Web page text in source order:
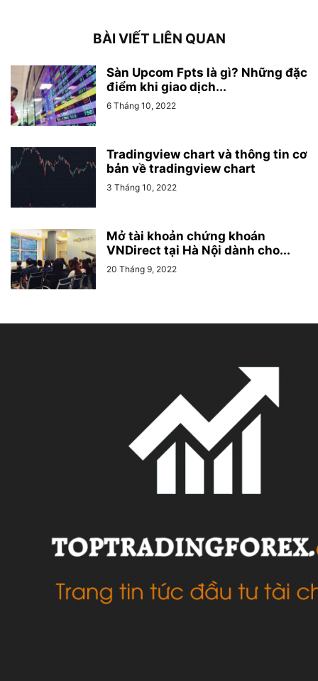
BÀI VIẾT LIÊN QUAN
Sàn Upcom Fpts là gì? Những đặc
điểm khi giao dịch...
6 Tháng 10, 2022
Tradingview chart và thông tin cơ
bản về tradingview chart
3 Tháng 10, 2022
Mở tài khoản chứng khoán
VNDirect tại Hà Nội dành cho...
20 Tháng 9, 2022